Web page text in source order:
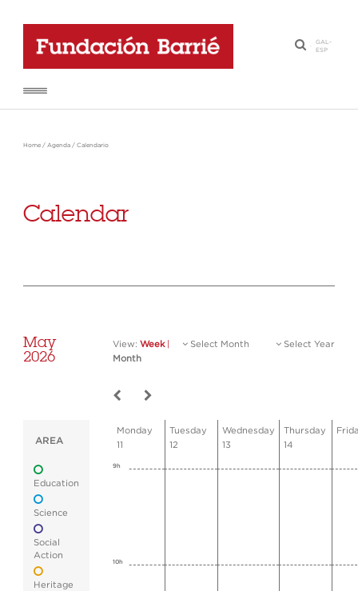
·
GAL-
ESP
Home / Agenda / Calendario
Calendar
May
2026
View: Week
Month
Select Month Select Year
AREA
Education
Science
Social
Action
Heritage
Monday
11
Tuesday
12
Wednesday
13
Thursday
14
9h
10h